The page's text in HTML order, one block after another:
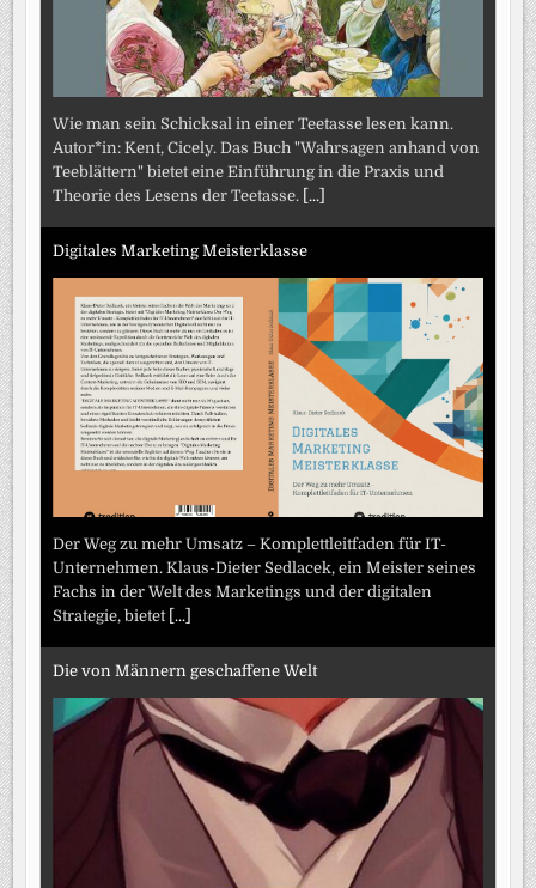
Wie man sein Schicksal in einer Teetasse lesen kann.
Autor*in: Kent, Cicely. Das Buch "Wahrsagen anhand von
Teeblättern" bietet eine Einführung in die Praxis und
Theorie des Lesens der Teetasse. [...]
Digitales Marketing Meisterklasse
Der Weg zu mehr Umsatz – Komplettleitfaden für IT-
Unternehmen. Klaus-Dieter Sedlacek, ein Meister seines
Fachs in der Welt des Marketings und der digitalen
Strategie, bietet [...]
Die von Männern geschaffene Welt